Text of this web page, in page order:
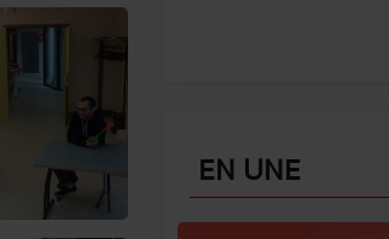
EN UNE